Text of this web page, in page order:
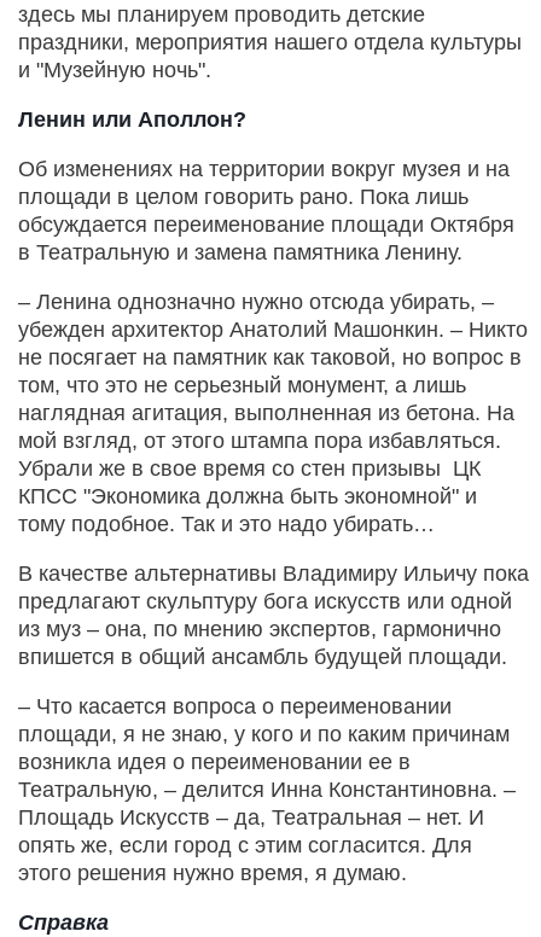
здесь мы планируем проводить дет­ские
праздники, мероприятия нашего отдела культуры
и "Музейную ночь".
Ленин или Аполлон?
Об изменениях на территории вокруг музея и на
площади в целом говорить рано. Пока лишь
обсуждается переименование площади Октября
в Театральную и замена памятника Ленину.
– Ленина однозначно нужно отсюда убирать, –
убежден архитектор Анатолий Машонкин. – Никто
не посягает на памятник как таковой, но вопрос в
том, что это не серьезный монумент, а лишь
наглядная агитация, выполненная из бетона. На
мой взгляд, от этого штампа пора избавляться.
Убрали же в свое время со стен призывы ЦК
КПСС "Экономика должна быть экономной" и
тому подобное. Так и это надо убирать…
В качестве альтернативы Владимиру Ильичу пока
предлагают скульптуру бога искусств или одной
из муз – она, по мнению экспертов, гармонично
впишется в общий ансамбль будущей площади.
– Что касается вопроса о переименовании
площади, я не знаю, у кого и по каким причинам
возникла идея о переименовании ее в
Театральную, – делится Инна Константиновна. –
Площадь Искусств – да, Театральная – нет. И
опять же, если город с этим согласится. Для
этого решения нужно время, я думаю.
Справка